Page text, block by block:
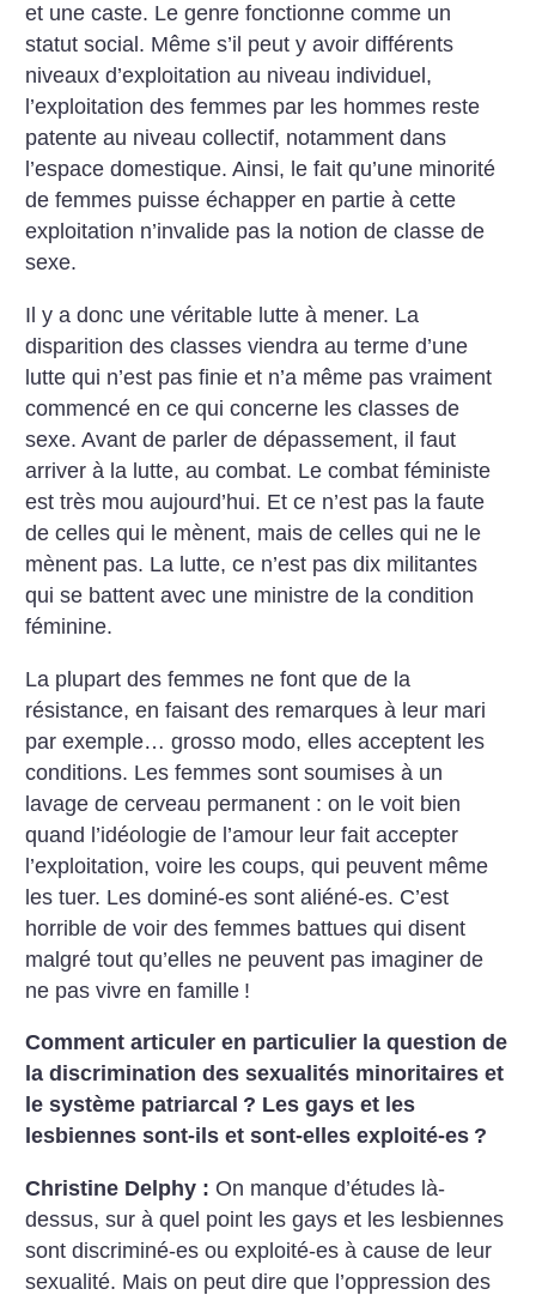
et une caste. Le genre fonctionne comme un
statut social. Même s’il peut y avoir différents
niveaux d’exploitation au niveau individuel,
l’exploitation des femmes par les hommes reste
patente au niveau collectif, notamment dans
l’espace domestique. Ainsi, le fait qu’une minorité
de femmes puisse échapper en partie à cette
exploitation n’invalide pas la notion de classe de
sexe.
Il y a donc une véritable lutte à mener. La
disparition des classes viendra au terme d’une
lutte qui n’est pas finie et n’a même pas vraiment
commencé en ce qui concerne les classes de
sexe. Avant de parler de dépassement, il faut
arriver à la lutte, au combat. Le combat féministe
est très mou aujourd’hui. Et ce n’est pas la faute
de celles qui le mènent, mais de celles qui ne le
mènent pas. La lutte, ce n’est pas dix militantes
qui se battent avec une ministre de la condition
féminine.
La plupart des femmes ne font que de la
résistance, en faisant des remarques à leur mari
par exemple… grosso modo, elles acceptent les
conditions. Les femmes sont soumises à un
lavage de cerveau permanent : on le voit bien
quand l’idéologie de l’amour leur fait accepter
l’exploitation, voire les coups, qui peuvent même
les tuer. Les dominé-es sont aliéné-es. C’est
horrible de voir des femmes battues qui disent
malgré tout qu’elles ne peuvent pas imaginer de
ne pas vivre en famille !
Comment articuler en particulier la question de
la discrimination des sexualités minoritaires et
le système patriarcal ? Les gays et les
lesbiennes sont-ils et sont-elles exploité-es ?
Christine Delphy : On manque d’études là-
dessus, sur à quel point les gays et les lesbiennes
sont discriminé-es ou exploité-es à cause de leur
sexualité. Mais on peut dire que l’oppression des